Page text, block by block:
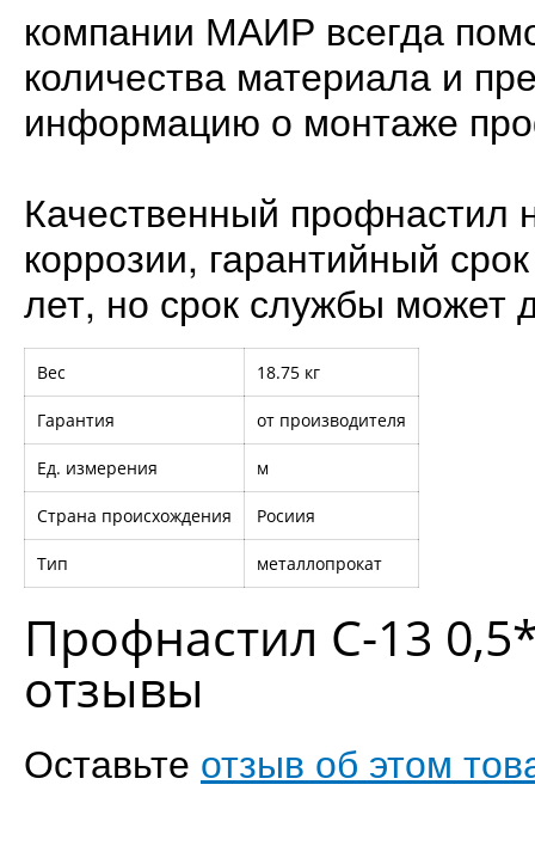
компании МАИР всегда
количества материала и
информацию о монтаже
Качественный профнастил
коррозии, гарантийный
лет, но срок службы может
Вес 18.75 кг
Гарантия от производителя
Ед. измерения м
Страна происхождения Росиия
Тип металлопрокат
Профнастил С-13
отзывы
Оставьте отзыв об этом